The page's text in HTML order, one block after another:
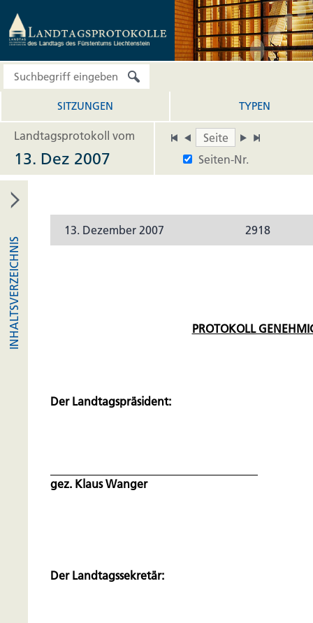
SITZUNGEN TYPEN
Landtagsprotokoll vom
Seiten-Nr.
13. Dez 2007
INHALTSVERZEICHNIS
13. Dezember 2007 2918
PROTOKOLL
Der Landtagspräsident:
gez. Klaus Wanger
Der Landtagssekretär: